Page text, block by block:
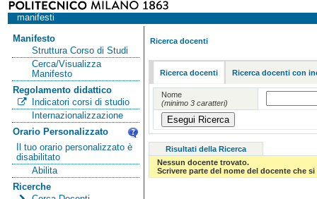
manifesti
Manifesto
Struttura Corso di Studi
Cerca/Visualizza
Manifesto
Regolamento didattico
Indicatori corsi di studio
Internazionalizzazione
Orario Personalizzato
Il tuo orario personalizzato è
disabilitato
Abilita
Ricerche
Ricerca docenti
Ricerca docenti Ricerca docenti con
Nome
(minimo 3 caratteri)
Risultati della Ricerca
Nessun docente trovato.
Scrivere parte del nome del docente che